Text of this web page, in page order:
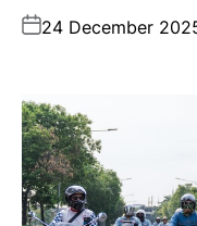
Posted
24 December